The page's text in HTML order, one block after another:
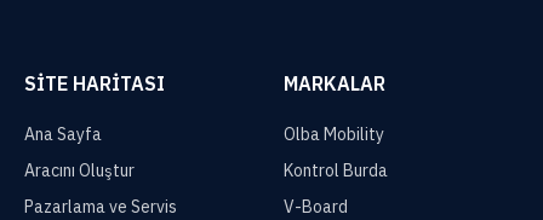
SITE HARITASI
Ana Sayfa
Aracını Oluştur
Pazarlama ve Servis
MARKALAR
Olba Mobility
Kontrol Burda
V-Board